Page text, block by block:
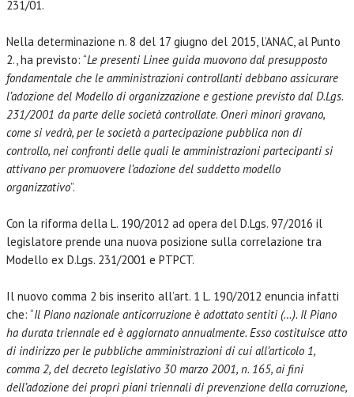
231/01.
Nella determinazione n. 8 del 17 giugno del 2015, l’ANAC, al Punto
2., ha previsto: “Le presenti Linee guida muovono dal presupposto
fondamentale che le amministrazioni controllanti debbano assicurare
l’adozione del Modello di organizzazione e gestione previsto dal D.Lgs.
231/2001 da parte delle società controllate. Oneri minori gravano,
come si vedrà, per le società a partecipazione pubblica non di
controllo, nei confronti delle quali le amministrazioni partecipanti si
attivano per promuovere l’adozione del suddetto modello
organizzativo”.
Con la riforma della L. 190/2012 ad opera del D.Lgs. 97/2016 il
legislatore prende una nuova posizione sulla correlazione tra
Modello ex D.Lgs. 231/2001 e PTPCT.
Il nuovo comma 2 bis inserito all’art. 1 L. 190/2012 enuncia infatti
che: “Il Piano nazionale anticorruzione è adottato sentiti (…). Il Piano
ha durata triennale ed è aggiornato annualmente. Esso costituisce atto
di indirizzo per le pubbliche amministrazioni di cui all’articolo 1,
comma 2, del decreto legislativo 30 marzo 2001, n. 165, ai fini
dell’adozione dei propri piani triennali di prevenzione della corruzione,